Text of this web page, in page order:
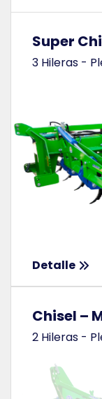
Super
3 Hileras -
Detalle
Chisel –
2 Hileras -